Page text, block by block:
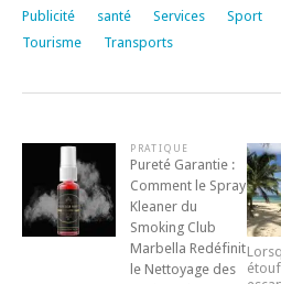
Publicité
santé Services Sport
Tourisme
Transports
PRATIQUE
Pureté Garantie :
Comment le Spray
Kleaner du
Smoking Club
Marbella Redéfinit
le Nettoyage des